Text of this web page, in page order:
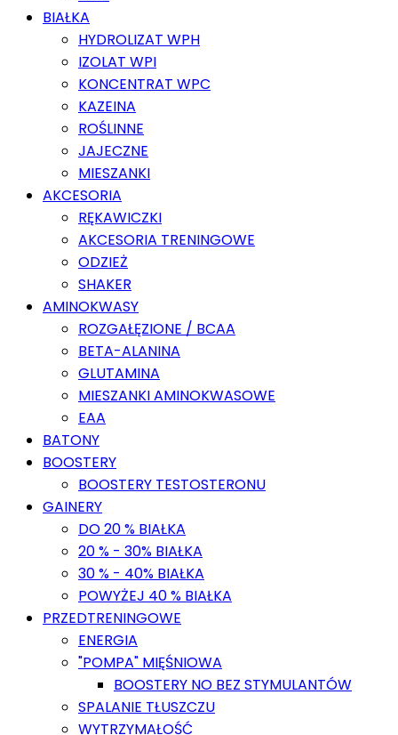
BIAŁKA
HYDROLIZAT WPH
IZOLAT WPI
KONCENTRAT WPC
KAZEINA
ROŚLINNE
JAJECZNE
MIESZANKI
AKCESORIA
RĘKAWICZKI
AKCESORIA TRENINGOWE
ODZIEŻ
SHAKER
AMINOKWASY
ROZGAŁĘZIONE / BCAA
BETA-ALANINA
GLUTAMINA
MIESZANKI AMINOKWASOWE
EAA
BATONY
BOOSTERY
BOOSTERY TESTOSTERONU
GAINERY
DO 20 % BIAŁKA
20 % - 30% BIAŁKA
30 % - 40% BIAŁKA
POWYŻEJ 40 % BIAŁKA
PRZEDTRENINGOWE
ENERGIA
"POMPA" MIĘŚNIOWA
BOOSTERY NO BEZ STYMULANTÓW
SPALANIE TŁUSZCZU
WYTRZYMAŁOŚĆ